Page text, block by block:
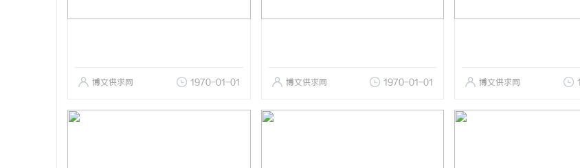
博文供求网 1970-01-01 博文供求网 1970-01-01 博文供求网